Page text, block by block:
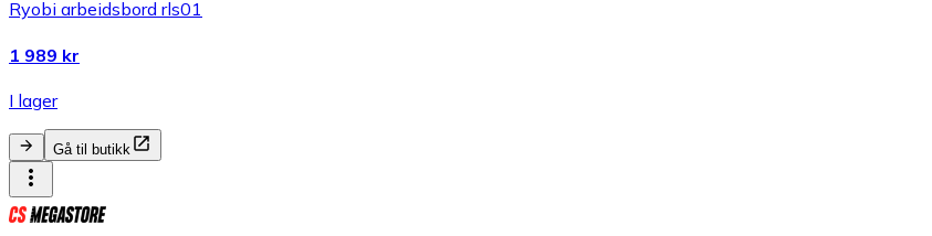
Ryobi arbeidsbord rls01
1 989 kr
I lager
Gå til butikk